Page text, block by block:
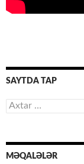
SAYTDA TAP
Axtarış:
MƏQALƏLƏR